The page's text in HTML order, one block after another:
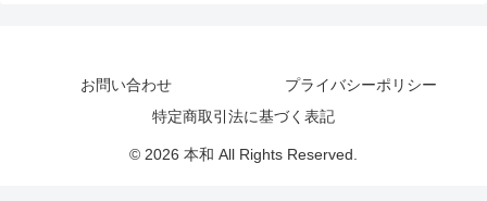
お問い合わせ
プライバシーポリシー
特定商取引法に基づく表記
© 2026 本和 All Rights Reserved.